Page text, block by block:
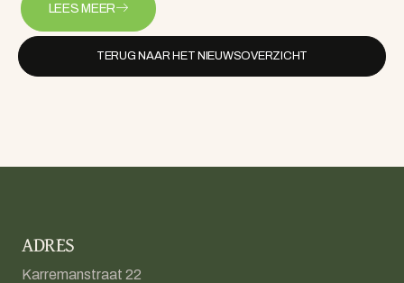
LEES MEER
TERUG NAAR HET NIEUWSOVERZICHT
ADRES
Karremanstraat 22